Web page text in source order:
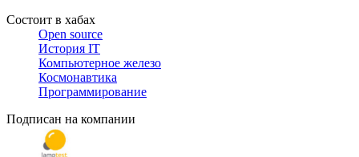
Состоит в хабах
Open source
История IT
Компьютерное железо
Космонавтика
Программирование
Подписан на компании